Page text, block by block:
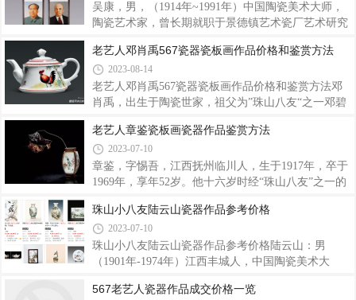
吴康 章文超 聂杏生
陆云山 周湘甫 龚耀庭
余文襄
邓肖禹
吴康，男，（1914年~1991年）中国陶瓷美术大师，
陶瓷艺术家，曾长期就职于景德镇艺术瓷厂艺术研究
介绍，从师于邓必诏学画瓷上人物肖像。他资质聪
敏，勤学苦练，16岁首次试制成功彩色瓷板画像。在
漫长的艺术生涯中，他近师王琦等陶瓷名家之技，远
师古今中外丹青名家画风之长，所绘肖像传神逼真。
民盟委员，江西省政协委员，是中国陶瓷肖像画的一
代宗师。其子吴锦华也是一位的陶瓷艺术家。吴康是
景德镇瓷画像创作领域具有标杆性质的人物。他
老艺人邓肖禹567瓷器瓷板画作品价格和鉴赏方法
2023-08-14
老艺人邓肖禹567瓷器瓷板画作品价格和鉴赏方法邓
肖禹，出生于陶瓷世家，祖父为”珠山八友“之一邓碧
为景德镇陶瓷美术家，曾任市书画院画师、市人大代
表、陶瓷美术界老艺术家联谊会理事。他尤擅粉彩，
效法景德镇花鸟瓷画名家程意亭的笔意和技巧，深得
岭南画派之精妙。画作取材广泛，技法独到，色彩清
高的威望。邓肖禹瓷器瓷板画作品价格参考2011年1
月22日，由景德镇市民间民俗文化协会、景德镇市民
族民俗文化抢救与保护中心报江西省艺术工作
老艺人章鉴瓷板画瓷器作品鉴赏方法
2023-07-10
章鉴，字惕吾，江西抚州临川人，生于1917年，卒于
1969年，享年52岁。他十六岁时经“珠山八友”之一的
习瓷像绘画。十八岁即在御窑厂繁华路段开设“章鉴
画室”，以陶瓷肖像艺术为营。1950年他作为文化艺
术界特邀代表出席了“江西省首次人民代表大会”；
1952年加入陶瓷工艺美术合作社；1954年参与景德镇
作，后任该所美术研究室主任；1959年被景德镇市授
珠山小八友陆云山瓷器作品参考价格
2023-07-10
珠山小八友陆云山瓷器作品参考价格陆云山：男
（1901年-1974年）江西丰城人，中国陶瓷美术大
瓷行学徒。1915年去唐山画瓷。1918年到上海搪瓷厂
567老艺人瓷器作品成交价格一览